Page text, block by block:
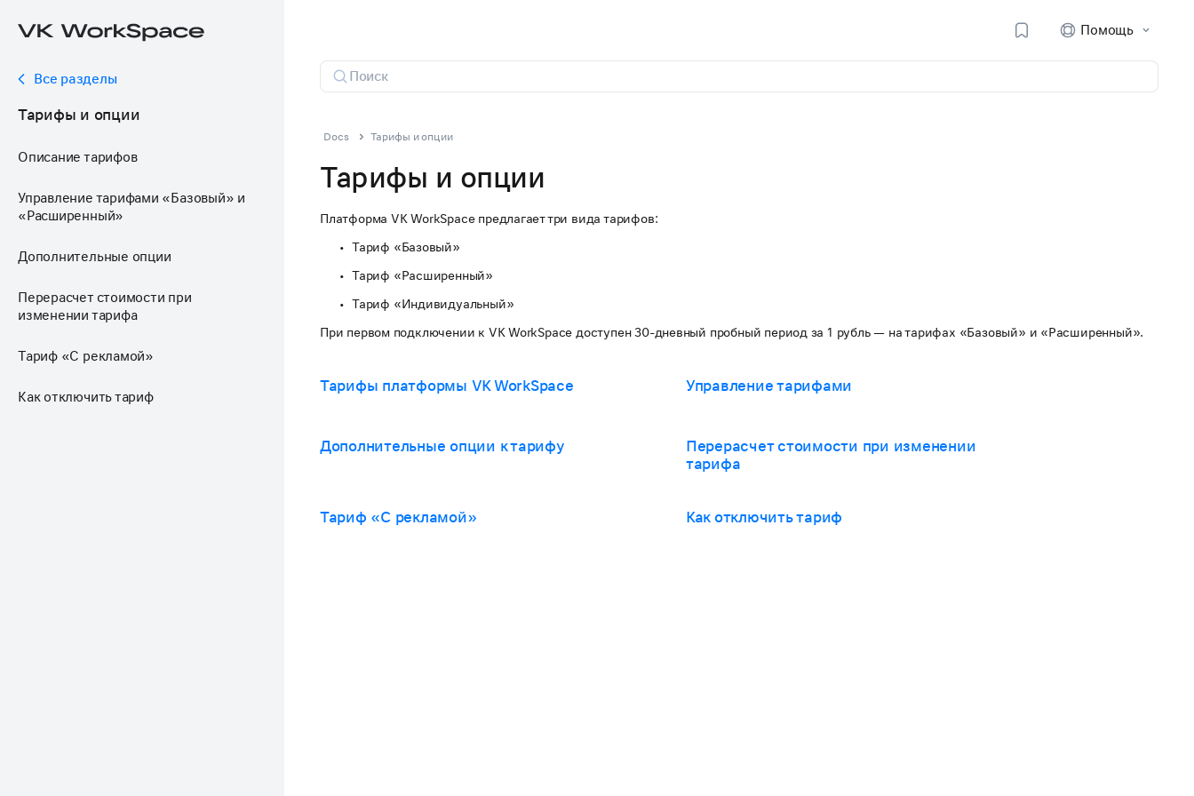
Помощь
Все разделы
Тарифы и опции
Описание тарифов
Управление тарифами «Базовый» и
«Расширенный»
Дополнительные опции
Перерасчет стоимости при
изменении тарифа
Тариф «С рекламой»
Как отключить тариф
Docs Тарифы и опции
Тарифы и опции
Платформа VK WorkSpace предлагает три вида тарифов:
Тариф «Базовый»
Тариф «Расширенный»
Тариф «Индивидуальный»
При первом подключении к VK WorkSpace доступен 30-дневный пробный период за 1 рубль — на тарифах «Базовый» и «Расширенный».
Тарифы платформы VK WorkSpace Управление тарифами
Дополнительные опции к тарифу
Перерасчет стоимости при изменении
тарифа
Тариф «С рекламой» Как отключить тариф